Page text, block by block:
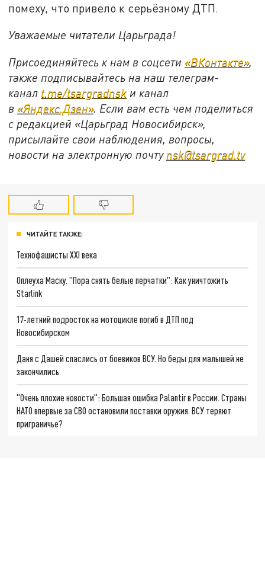
помеху, что привело к серьёзному ДТП.
Уважаемые читатели Царьграда!
Присоединяйтесь к нам в соцсети «ВКонтакте»,
также подписывайтесь на наш телеграм-
канал t.me/tsargradnsk и канал
в «Яндекс.Дзен». Если вам есть чем поделиться
с редакцией «Царьград Новосибирск»,
присылайте свои наблюдения, вопросы,
новости на электронную почту nsk@tsargrad.tv
ЧИТАЙТЕ ТАКЖЕ:
Технофашисты XXI века
Оплеуха Маску. "Пора снять белые перчатки": Как уничтожить
Starlink
17-летний подросток на мотоцикле погиб в ДТП под
Новосибирском
Даня с Дашей спаслись от боевиков ВСУ. Но беды для малышей не
закончились
"Очень плохие новости": Большая ошибка Palantir в России. Страны
НАТО впервые за СВО остановили поставки оружия. ВСУ теряют
приграничье?